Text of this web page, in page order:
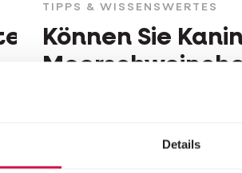
Details
TIPPS & WISSENSWERTES
Können Sie
Käfig halten?